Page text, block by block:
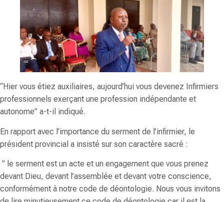
“Hier vous étiez auxiliaires, aujourd’hui vous devenez Infirmiers
professionnels exerçant une profession indépendante et
autonome” a-t-il indiqué.
En rapport avec l’importance du serment de l’infirmier, le
président provincial a insisté sur son caractère sacré :
” le serment est un acte et un engagement que vous prenez
devant Dieu, devant l’assemblée et devant votre conscience,
conformément à notre code de déontologie. Nous vous invitons